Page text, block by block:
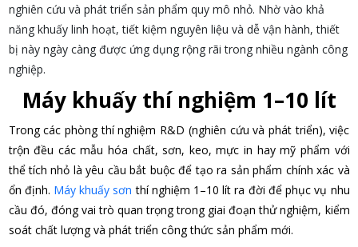
nghiên cứu và phát triển sản phẩm quy mô nhỏ. Nhờ vào khả
năng khuấy linh hoạt, tiết kiệm nguyên liệu và dễ vận hành, thiết
bị này ngày càng được ứng dụng rộng rãi trong nhiều ngành công
nghiệp.
Máy khuấy thí nghiệm 1–10 lít
Trong các phòng thí nghiệm R&D (nghiên cứu và phát triển), việc
trộn đều các mẫu hóa chất, sơn, keo, mực in hay mỹ phẩm với
thể tích nhỏ là yêu cầu bắt buộc để tạo ra sản phẩm chính xác và
ổn định. Máy khuấy sơn thí nghiệm 1–10 lít ra đời để phục vụ nhu
cầu đó, đóng vai trò quan trọng trong giai đoạn thử nghiệm, kiểm
soát chất lượng và phát triển công thức sản phẩm mới.